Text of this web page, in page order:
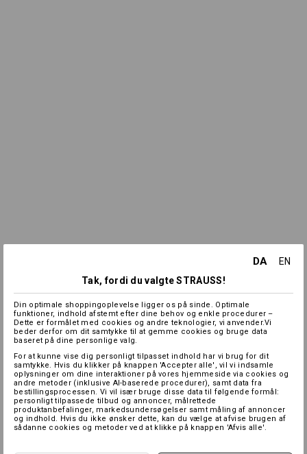
DA
EN
Tak, fordi du valgte STRAUSS!
Din optimale shoppingoplevelse ligger os på sinde. Optimale
funktioner, indhold afstemt efter dine behov og enkle procedurer –
Dette er formålet med cookies og andre teknologier, vi anvender.Vi
beder derfor om dit samtykke til at gemme cookies og bruge data
baseret på dine personlige valg.
For at kunne vise dig personligt tilpasset indhold har vi brug for dit
samtykke. Hvis du klikker på knappen 'Accepter alle', vil vi indsamle
oplysninger om dine interaktioner på vores hjemmeside via cookies og
andre metoder (inklusive AI-baserede procedurer), samt data fra
bestillingsprocessen. Vi vil især bruge disse data til følgende formål:
personligt tilpassede tilbud og annoncer, målrettede
produktanbefalinger, markedsundersøgelser samt måling af annoncer
og indhold. Hvis du ikke ønsker dette, kan du vælge at afvise brugen af
sådanne cookies og metoder ved at klikke på knappen 'Afvis alle'.